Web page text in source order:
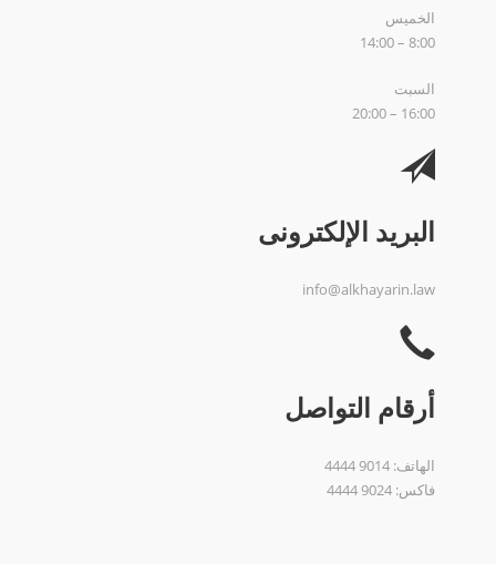
الخميس
8:00 – 14:00
السبت
16:00 – 20:00
البريد الإلكترونى
info@alkhayarin.law
أرقام التواصل
الهاتف: 9014 4444
فاكس: 9024 4444